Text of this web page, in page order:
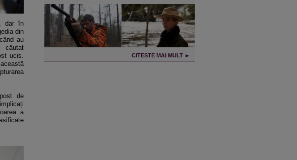
dar în
din
au
căutat
ucis.
de
a
CITESTE MAI MULT ►